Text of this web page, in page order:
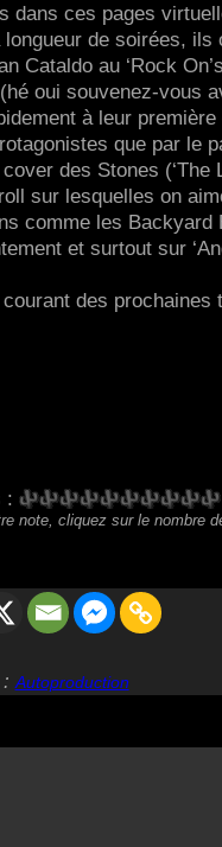
ces pages
de soirées,
Cataldo au ‘Rock
oui souvenez-vous
à leur première
que par le
cover des Stones
sur lesquelles on
comme les
et surtout sur
des
:
note, cliquez sur le nombre
:Autoproduction